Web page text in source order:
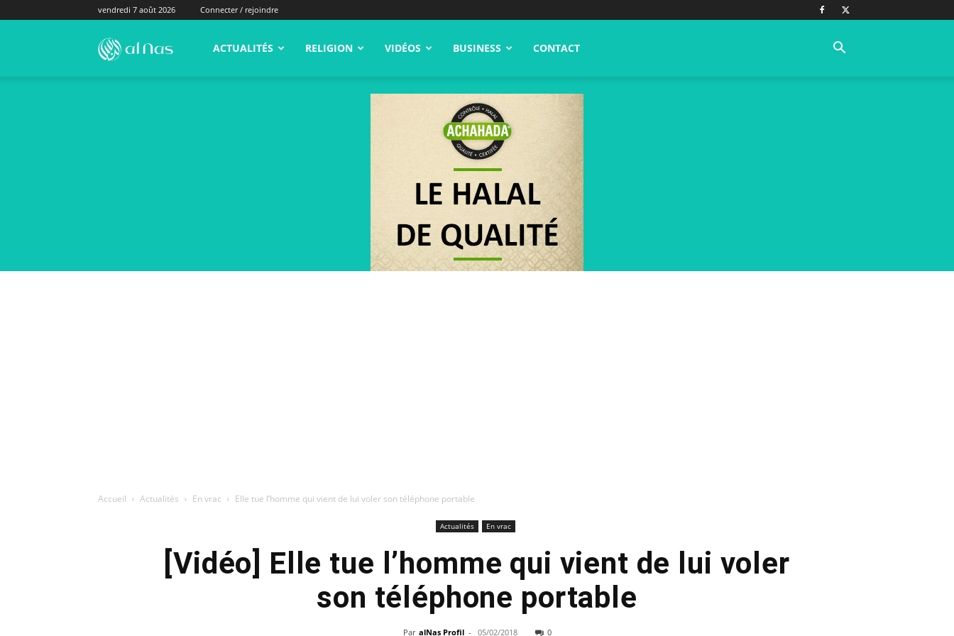
vendredi 7 août 2026 Connecter / rejoindre
alNas.fr ACTUALITÉS RELIGION VIDÉOS BUSINESS CONTACT
Accueil Actualités En vrac Elle tue l’homme qui vient de lui voler son téléphone portable
Actualités En vrac
[Vidéo] Elle tue l’homme qui vient de lui voler
son téléphone portable
Par alNas Profil - 05/02/2018 0